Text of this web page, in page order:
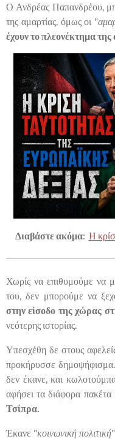
Ο Ανδρέας Παπανδρέου,
της αμαρτίας, όμως οι "
έχουν το πλεονέκτημα
Διαβάστε ακόμα: Η
Χωρίς να επιθυμούμε να
του, δεν μπορούμε να
στην είσοδο της χώρας
νεότερης ιστορίας.
Υπεσχέθη δε στους
προκήρυσσε
δεν έκανε, και
αφήσει τα διάφορα
Τσίπρα.
Έκανε "κοινωνική πολιτική